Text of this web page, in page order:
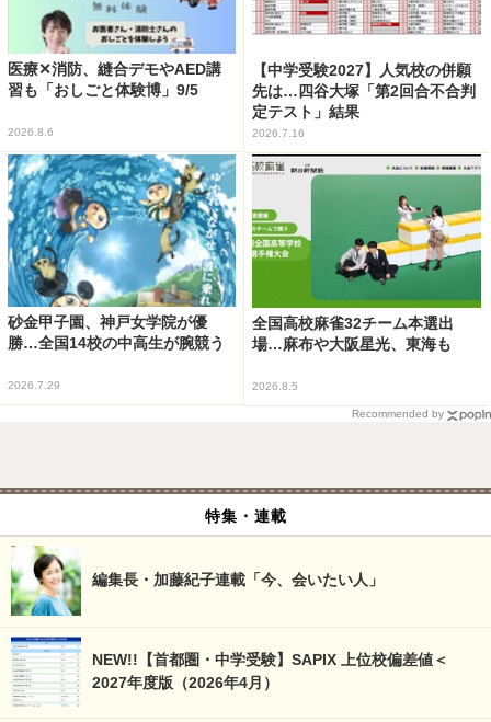
医療✕消防、縫合デモやAED講
習も「おしごと体験博」9/5
2026.8.6
【中学受験2027】人気校の併願
先は…四谷大塚「第2回合不合判
定テスト」結果
2026.7.16
砂金甲子園、神戸女学院が優
勝…全国14校の中高生が腕競う
2026.7.29
全国高校麻雀32チーム本選出
場…麻布や大阪星光、東海も
2026.8.5
Recommended by
特集・連載
編集長・加藤紀子連載「今、会いたい人」
NEW!!【首都圏・中学受験】SAPIX 上位校偏差値＜
2027年度版（2026年4月）